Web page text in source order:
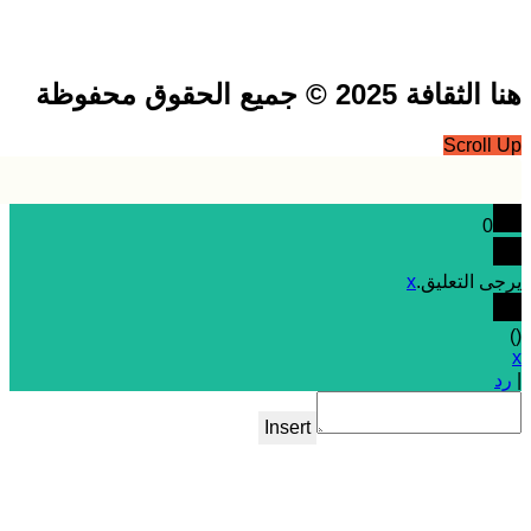
2025 © جميع الحقوق محفوظة
التعليق.x
Insert